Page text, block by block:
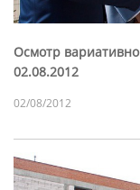
Осмотр
02.08.2012
02/08/2012